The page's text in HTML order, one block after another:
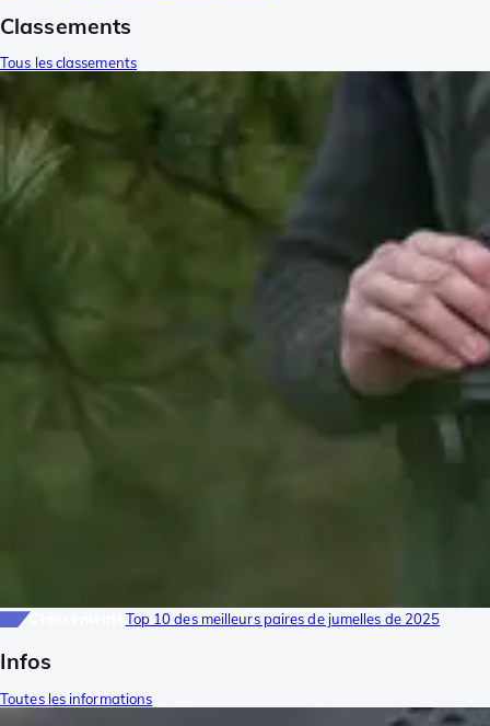
Classements
Tous les classements
Top 10 des meilleurs paires de jumelles de 2025
Infos
Toutes les informations